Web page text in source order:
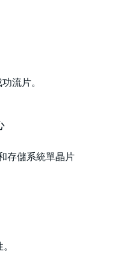
流片。
存儲系統單晶片